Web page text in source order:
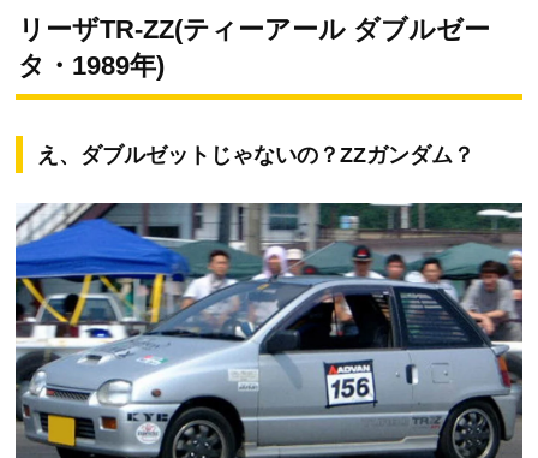
リーザTR-ZZ(ティーアール ダブルゼー
タ・1989年)
え、ダブルゼットじゃないの？ZZガンダム？